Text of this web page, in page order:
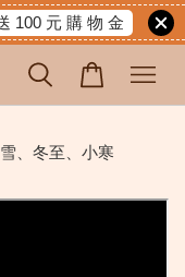
100 元 購 物 金
、冬至、小寒